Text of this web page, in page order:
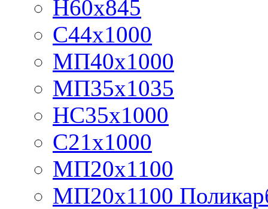
Н60х845
С44х1000
МП40х1000
МП35х1035
НС35х1000
С21х1000
МП20х1100
МП20х1100